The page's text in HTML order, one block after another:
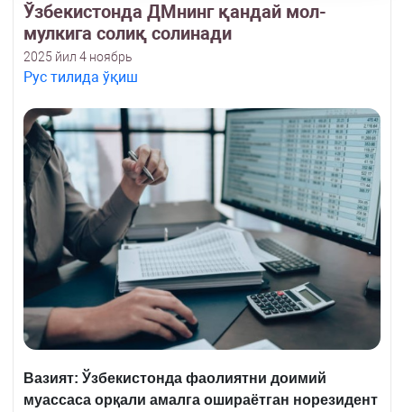
Ўзбекистонда ДМнинг қандай мол-
мулкига солиқ солинади
2025 йил 4 ноябрь
Рус тилида ўқиш
Вазият: Ўзбекистонда фаолиятни доимий
муассаса орқали амалга ошираётган норезидент